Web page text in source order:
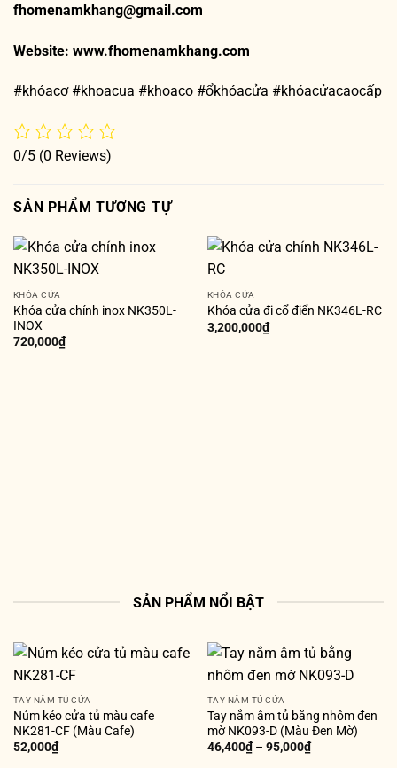
fhomenamkhang@gmail.com
Website: www.fhomenamkhang.com
#khóacơ #khoacua #khoaco #ổkhóacửa #khóacửacaocấp
0/5 (0 Reviews)
SẢN PHẨM TƯƠNG TỰ
KHÓA CỬA
Khóa cửa chính inox NK350L-
INOX
720,000₫
KHÓA CỬA
Khóa cửa đi cổ điển NK346L-RC
3,200,000₫
SẢN PHẨM NỔI BẬT
TAY NẮM TỦ CỬA
Núm kéo cửa tủ màu cafe
NK281-CF (Màu Cafe)
52,000₫
TAY NẮM TỦ CỬA
Tay nắm âm tủ bằng nhôm đen
mờ NK093-D (Màu Đen Mờ)
46,400₫– 95,000₫